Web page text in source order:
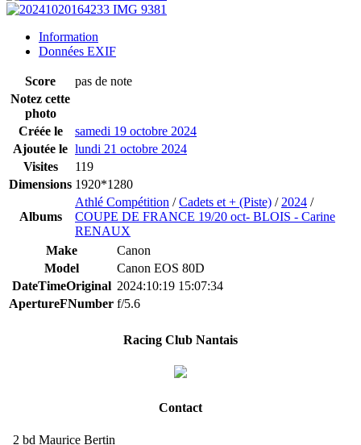
Information
Données EXIF
Score
pas de note
Notez cette
photo
Créée le
samedi 19 octobre 2024
Ajoutée le lundi 21 octobre 2024
Visites
119
Dimensions 1920*1280
Albums
Athlé Compétition /Cadets et + (Piste) / 2024 /
COUPE DE FRANCE 19/20 oct- BLOIS - Carine
RENAUX
Make
Canon
Model
Canon EOS 80D
DateTimeOriginal 2024:10:19 15:07:34
ApertureFNumber f/5.6
Racing Club Nantais
Contact
2 bd Maurice Bertin